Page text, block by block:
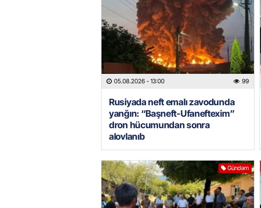
05.08.2026 - 13:00 99
Rusiyada neft emalı zavodunda
yanğın: “Başneft-Ufaneftexim”
dron hücumundan sonra
alovlanıb
Gündəm